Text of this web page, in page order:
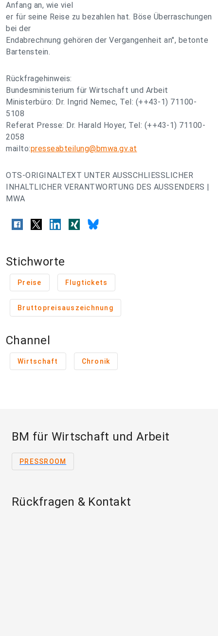
Anfang an, wie viel
er für seine Reise zu bezahlen hat. Böse Überraschungen
bei der
Endabrechnung gehören der Vergangenheit an", betonte
Bartenstein.
Rückfragehinweis:
Bundesministerium für Wirtschaft und Arbeit
Ministerbüro: Dr. Ingrid Nemec, Tel: (++43-1) 71100-
5108
Referat Presse: Dr. Harald Hoyer, Tel: (++43-1) 71100-
2058
mailto:presseabteilung@bmwa.gv.at
OTS-ORIGINALTEXT UNTER AUSSCHLIESSLICHER
INHALTLICHER VERANTWORTUNG DES AUSSENDERS |
MWA
Stichworte
Preise Flugtickets
Bruttopreisauszeichnung
Channel
Wirtschaft Chronik
BM für Wirtschaft und Arbeit
PRESSROOM
Rückfragen & Kontakt